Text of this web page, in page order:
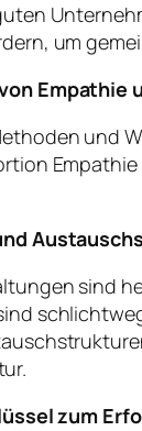
um
und
sind
zum